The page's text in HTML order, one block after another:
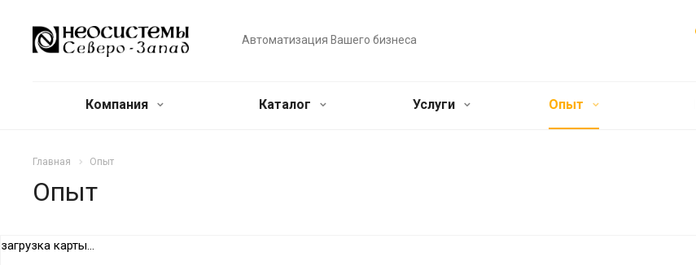
Автоматизация Вашего бизнеса
Компания Каталог Услуги Опыт
Главная Опыт
Опыт
загрузка карты...